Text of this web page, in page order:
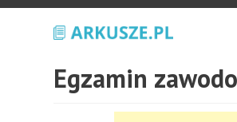
Egzamin